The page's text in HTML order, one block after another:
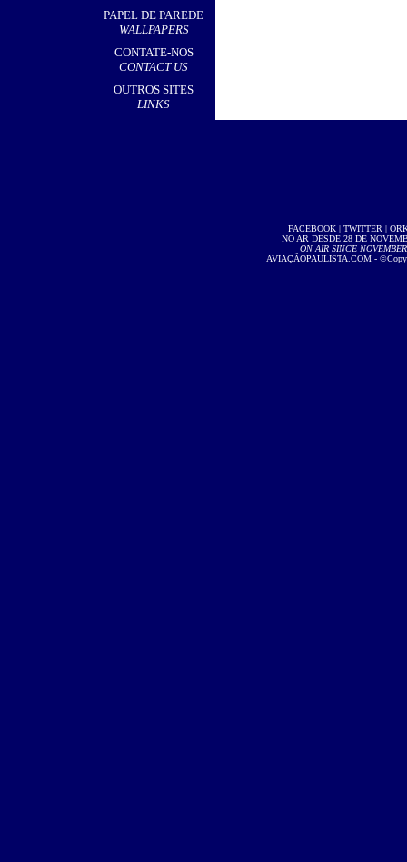
PAPEL DE PAREDE
WALLPAPERS
CONTATE-NOS
CONTACT US
OUTROS SITES
LINKS
FACEBOOK| TWITTER |
NO AR DESDE 28 DE
ON AIR SINCE
AVIAÇÃOPAULISTA.COM -